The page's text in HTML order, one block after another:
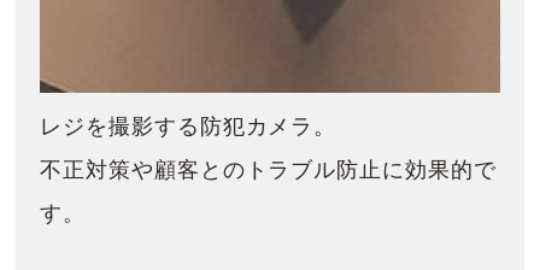
レジを撮影する防犯カメラ。
不正対策や顧客とのトラブル防止に効果的で
す。